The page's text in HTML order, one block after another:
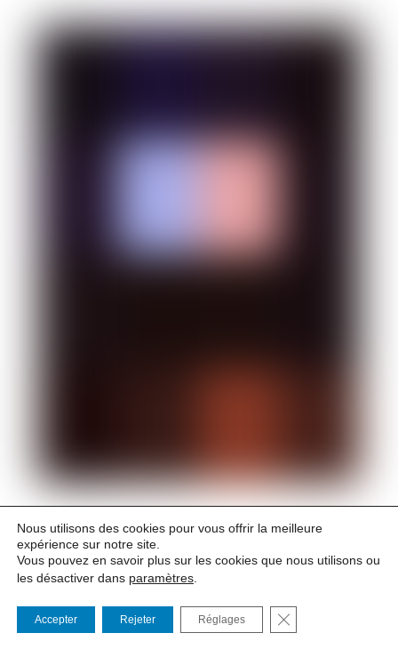
FRAMES WEB VIDEO
FESTIVAL
Le Frames de retour au printemps 2027
L’événement de référence en France sur la webcréation
Nous utilisons des cookies pour vous offrir la meilleure
expérience sur notre site.
Vous pouvez en savoir plus sur les cookies que nous utilisons ou
les désactiver dans paramètres
Accepter Rejeter Réglages FERMER LA